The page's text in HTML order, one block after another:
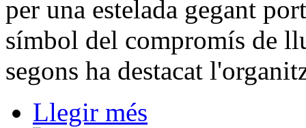
per una estelada gegant
símbol del compromís de
segons ha destacat
Llegir més